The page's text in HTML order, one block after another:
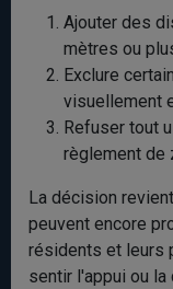
Ajouter des
mètres ou
Exclure
visuellement
Refuser tout
règlement de
La décision
peuvent encore
résidents et leurs
sentir l'appui ou